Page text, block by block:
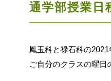
通学部授業日
鳳玉科と禄石科の
ご自分のクラスの曜日